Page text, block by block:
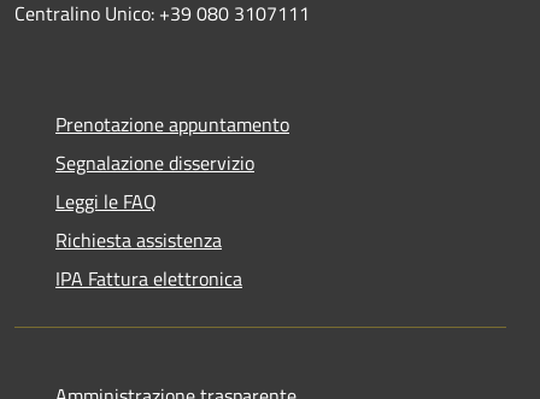
Centralino Unico: +39 080 3107111
Prenotazione appuntamento
Segnalazione disservizio
Leggi le FAQ
Richiesta assistenza
IPA Fattura elettronica